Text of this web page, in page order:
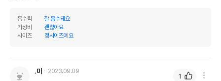
흡수력
잘 흡수돼요
가성비
괜찮아요
사이즈
정사이즈예요
.마 2023.09.09
1